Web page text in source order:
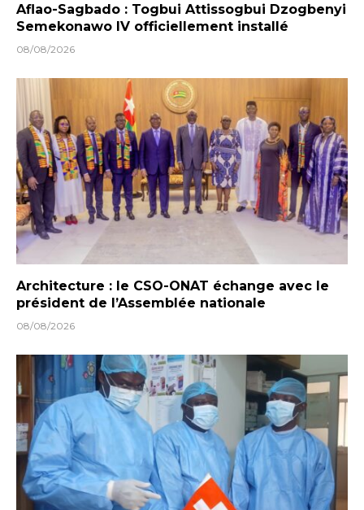
Aflao-Sagbado : Togbui Attissogbui Dzogbenyi
Semekonawo IV officiellement installé
08/08/2026
Architecture : le CSO-ONAT échange avec le
président de l’Assemblée nationale
08/08/2026